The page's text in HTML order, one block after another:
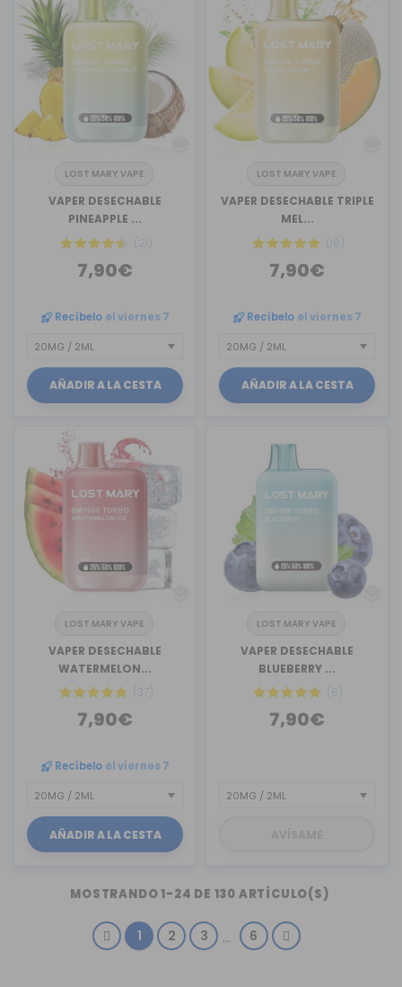
LOST MARY VAPE
VAPER DESECHABLE
PINEAPPLE ...
(21)
7,90€
Recíbelo el viernes 7
AÑADIR A LA CESTA
LOST MARY VAPE
VAPER DESECHABLE TRIPLE
MEL...
(18)
7,90€
Recíbelo el viernes 7
AÑADIR A LA CESTA
LOST MARY VAPE
VAPER DESECHABLE
WATERMELON...
(37)
7,90€
Recíbelo el viernes 7
AÑADIR A LA CESTA
LOST MARY VAPE
VAPER DESECHABLE
BLUEBERRY ...
(6)
7,90€
MOSTRANDO 1-24 DE 130 ARTÍCULO(S)
1 2 3 … 6